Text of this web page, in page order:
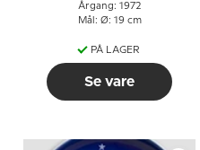
Årgang: 1972
Mål: Ø: 19 cm
PÅ LAGER
Se vare